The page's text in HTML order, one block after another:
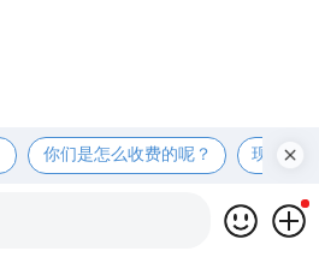
你们是怎么收费的呢？ 现在有